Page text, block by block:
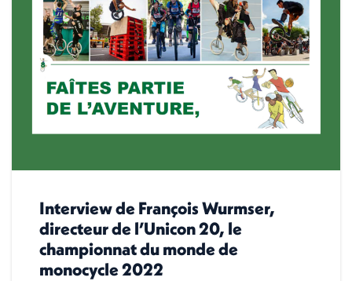
Interview de François Wurmser,
directeur de l’Unicon 20, le
championnat du monde de
monocycle 2022